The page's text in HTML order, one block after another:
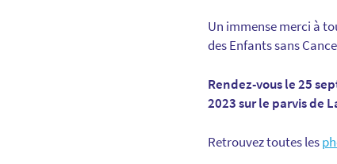
Un immense merci à
des Enfants sans
Rendez-vous le 25
2023 sur le parvis de
Retrouvez toutes les